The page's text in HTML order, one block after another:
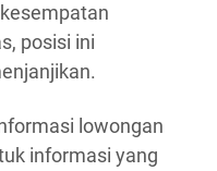
posisi ini
lowongan
informasi yang